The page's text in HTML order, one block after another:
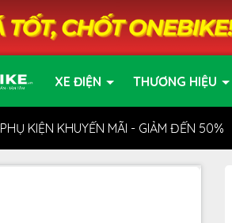
XE ĐIỆN THƯƠNG HIỆU
PHỤ KIỆN KHUYẾN MÃI - GIẢM ĐẾN 50%